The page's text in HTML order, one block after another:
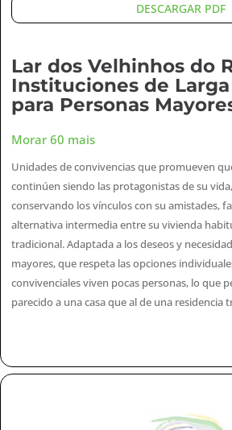
DESCARGAR PDF
Lar dos Velhinhos do
Instituciones de
para Personas
Morar 60 mais
Unidades de convivencias que promueven
continúen siendo las protagonistas de su
conservando los vínculos con su amistades,
alternativa intermedia entre su vivienda
tradicional. Adaptada a los deseos y
mayores, que respeta las opciones
convivenciales viven pocas personas, lo que
parecido a una casa que al de una residencia